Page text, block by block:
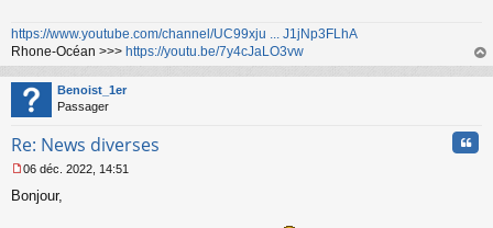
https://www.youtube.com/channel/UC99xju ... J1jNp3FLhA
Rhone-Océan >>> https://youtu.be/7y4cJaLO3vw
au
Benoist_1er
Passager
Re: News diverses
e
06 déc. 2022, 14:51
Bonjour,